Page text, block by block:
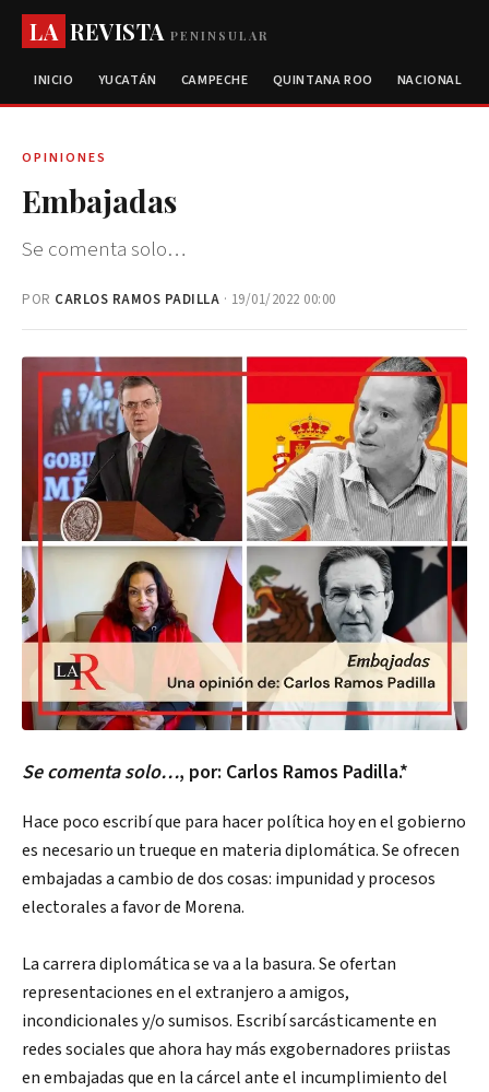
LA REVISTAPENINSULAR
INICIO YUCATÁN CAMPECHE QUINTANA ROO NACIONAL
OPINIONES
Embajadas
Se comenta solo…
POR CARLOS RAMOS PADILLA · 19/01/2022 00:00
Se comenta solo…, por: Carlos Ramos Padilla.*
Hace poco escribí que para hacer política hoy en el gobierno
es necesario un trueque en materia diplomática. Se ofrecen
embajadas a cambio de dos cosas: impunidad y procesos
electorales a favor de Morena.
La carrera diplomática se va a la basura. Se ofertan
representaciones en el extranjero a amigos,
incondicionales y/o sumisos. Escribí sarcásticamente en
redes sociales que ahora hay más exgobernadores priistas
en embajadas que en la cárcel ante el incumplimiento del